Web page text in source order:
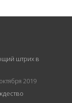
штрих в
2019